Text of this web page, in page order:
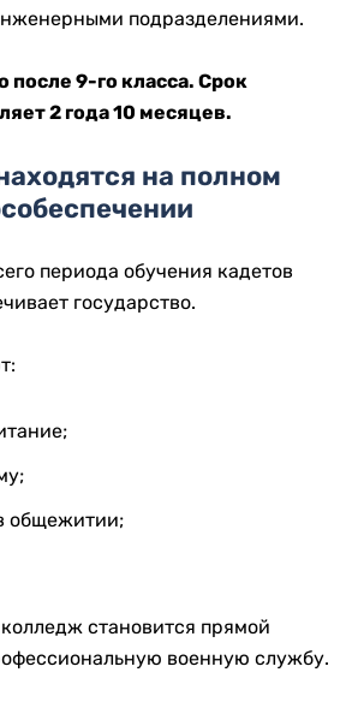
подразделениями.
после 9-го класса. Срок
2 года 10 месяцев.
на полном
периода обучения кадетов
государство.
общежитии;
становится прямой
военную службу.